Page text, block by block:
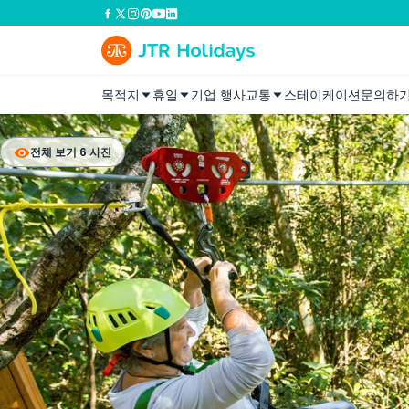
목적지 휴일 기업 행사교통 스테이케이션문의하
전체 보기 6 사진